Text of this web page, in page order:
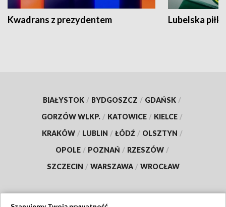
Kwadrans z prezydentem Lubelska piłka
BIAŁYSTOK / BYDGOSZCZ / GDAŃSK /
GORZÓW WLKP. / KATOWICE / KIELCE /
KRAKÓW / LUBLIN / ŁÓDŹ / OLSZTYN /
OPOLE / POZNAŃ / RZESZÓW /
SZCZECIN / WARSZAWA / WROCŁAW